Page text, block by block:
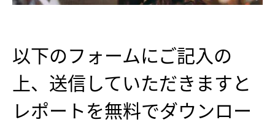
以下のフォームにご記入の
上、送信していただきますと
レポートを無料でダウンロー